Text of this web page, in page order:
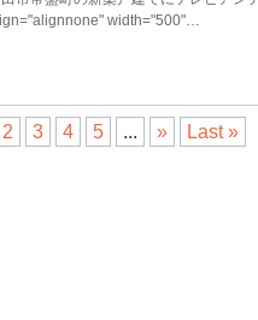
width="500"…
2 3 4 5 ... » Last »